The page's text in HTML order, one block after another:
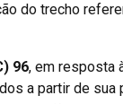
do trecho
96, em resposta
a partir de